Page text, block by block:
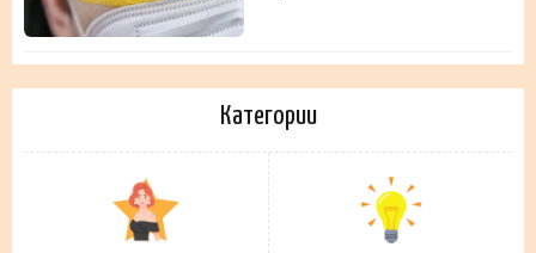
Категории